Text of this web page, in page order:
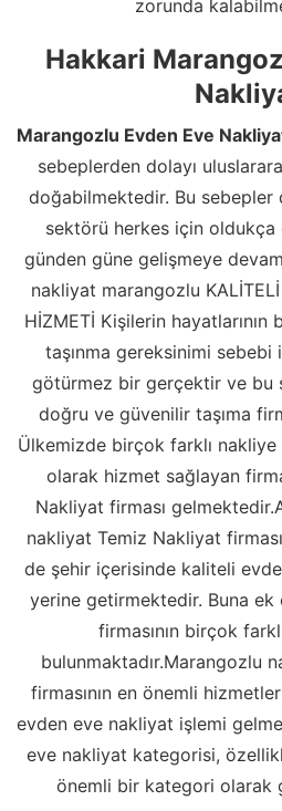
zorunda
Hakkari
Marangozlu Evden Eve
sebeplerden dolayı
doğabilmektedir. Bu sebepler
sektörü herkes için oldukça
günden güne gelişmeye
nakliyat marangozlu
HİZMETİ Kişilerin
taşınma gereksinimi sebebi
götürmez bir gerçektir ve bu
doğru ve güvenilir taşıma
Ülkemizde birçok farklı nakliye
olarak hizmet sağlayan
Nakliyat firması
nakliyat Temiz Nakliyat
de şehir içerisinde kaliteli
yerine getirmektedir. Buna
firmasının birçok
bulunmaktadır.Marangozlu
firmasının en önemli
evden eve nakliyat işlemi
eve nakliyat kategorisi,
önemli bir kategori olarak